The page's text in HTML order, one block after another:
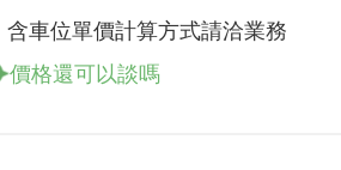
含車位單價計算方式請洽業務
價格還可以談嗎